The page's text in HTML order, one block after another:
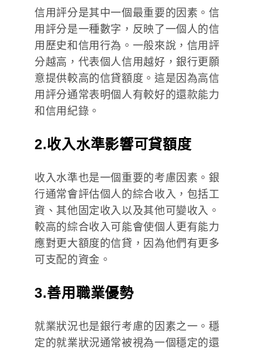
信用評分是其中一個最重要的因素。信
用評分是一種數字，反映了一個人的信
用歷史和信用行為。一般來說，信用評
分越高，代表個人信用越好，銀行更願
意提供較高的信貸額度。這是因為高信
用評分通常表明個人有較好的還款能力
和信用紀錄。
2.收入水準影響可貸額度
收入水準也是一個重要的考慮因素。銀
行通常會評估個人的綜合收入，包括工
資、其他固定收入以及其他可變收入。
較高的綜合收入可能會使個人更有能力
應對更大額度的信貸，因為他們有更多
可支配的資金。
3.善用職業優勢
就業狀況也是銀行考慮的因素之一。穩
定的就業狀況通常被視為一個穩定的還